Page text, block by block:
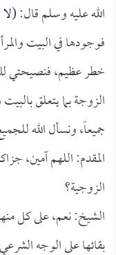
الله عليه وسلم قال: (
فوجودها في البيت
خطر عظيم، فنصيحتي لك
الزوجة بما يتعلق
جميعاً، ونسأل الله
المقدم: اللهم آمين،
الزوجية؟
الشيخ: نعم، على كل
بقائها على الوجه